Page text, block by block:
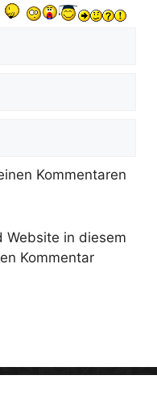
Kommentaren
Website in diesem
Kommentar